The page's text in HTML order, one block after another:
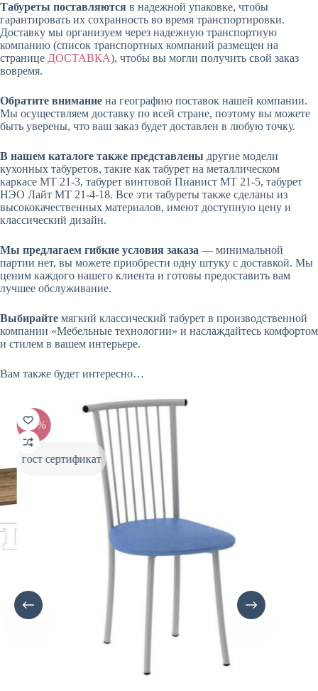
Табуреты поставляются в надежной упаковке, чтобы
гарантировать их сохранность во время транспортировки.
Доставку мы организуем через надежную транспортную
компанию (список транспортных компаний размещен на
странице ДОСТАВКА), чтобы вы могли получить свой заказ
вовремя.
Обратите внимание на географию поставок нашей компании.
Мы осуществляем доставку по всей стране, поэтому вы можете
быть уверены, что ваш заказ будет доставлен в любую точку.
В нашем каталоге также представлены другие модели
кухонных табуретов, такие как табурет на металлическом
каркасе МТ 21-3, табурет винтовой Пианист МТ 21-5, табурет
НЭО Лайт МТ 21-4-18. Все эти табуреты также сделаны из
высококачественных материалов, имеют доступную цену и
классический дизайн.
Мы предлагаем гибкие условия заказа — минимальной
партии нет, вы можете приобрести одну штуку с доставкой. Мы
ценим каждого нашего клиента и готовы предоставить вам
лучшее обслуживание.
Выбирайте мягкий классический табурет в производственной
компании «Мебельные технологии» и наслаждайтесь комфортом
и стилем в вашем интерьере.
Вам также будет интересно…
-20%
гост сертификат